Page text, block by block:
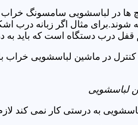
ها در لباسشویی سامسونگ خراب
شوند.برای مثال اگر زبانه درب
درب دستگاه است که باید
کنترل در ماشین لباسشویی
لباسشویی
به درستی کار نمی کند